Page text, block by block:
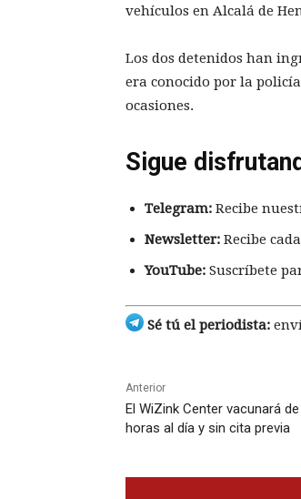
vehículos en Alcalá de
Los dos detenidos han
era conocido por la
ocasiones.
Sigue
Telegram: Recibe
Newsletter: Recibe
YouTube: Suscríbete
Sé tú el periodista:
Anterior
El WiZink Center vacunará
horas al día y sin cita previa